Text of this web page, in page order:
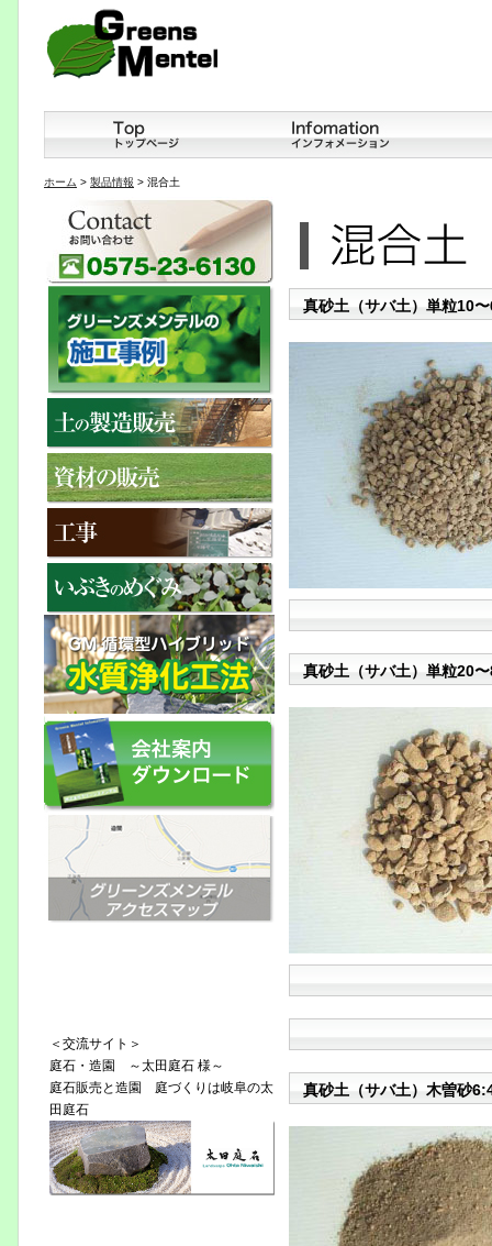
ホーム > 製品情報 > 混合土
＜交流サイト＞
庭石・造園 ～太田庭石 様～
庭石販売と造園 庭づくりは岐阜の太
田庭石
真砂土（サバ土）単粒10
真砂土（サバ土）単粒20
真砂土（サバ土）木曽砂